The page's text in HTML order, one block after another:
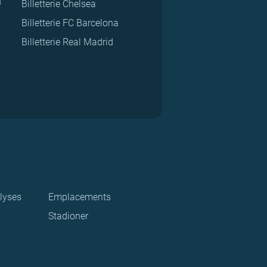
Billetterie Chelsea
Billetterie FC Barcelona
Billetterie Real Madrid
Emplacements
Stadioner